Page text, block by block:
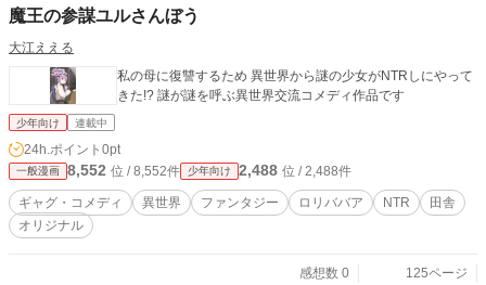
魔王の参謀ユルさんぼう
大江ええる
私の母に復讐するため 異世界から謎の少女がNTRしにやって
きた!? 謎が謎を呼ぶ異世界交流コメディ作品です
少年向け 連載中
24h.ポイント 0pt
一般漫画 8,552 位 / 8,552件 少年向け 2,488 位 / 2,488件
ギャグ・コメディ 異世界 ファンタジー ロリババア NTR
田舎
オリジナル
感想数 0
125ページ